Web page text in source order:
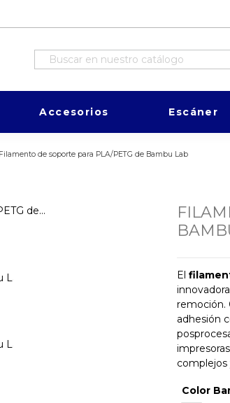
Accesorios Escáner
Filamento de soporte para PLA/PETG de Bambu Lab
El
remoción.
adhesión
complejos
Color